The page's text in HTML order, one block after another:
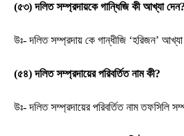
(৫৩) দলিত সম্প্রদায়কে গান্ধিজি কী আখ্যা দেন?
উঃ- দলিত সম্প্রদায় কে গান্ধীজি ‘হরিজন’
(৫৪) দলিত সম্প্রদায়ের পরিবর্তিত নাম কী?
উঃ- দলিত সম্প্রদায়ের পরিবর্তিত নাম তফসিলি